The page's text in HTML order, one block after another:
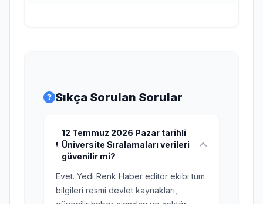
Sıkça Sorulan Sorular
12 Temmuz 2026 Pazar tarihli
Üniversite Sıralamaları verileri
güvenilir mi?
Evet. Yedi Renk Haber editör ekibi tüm
bilgileri resmi devlet kaynakları,